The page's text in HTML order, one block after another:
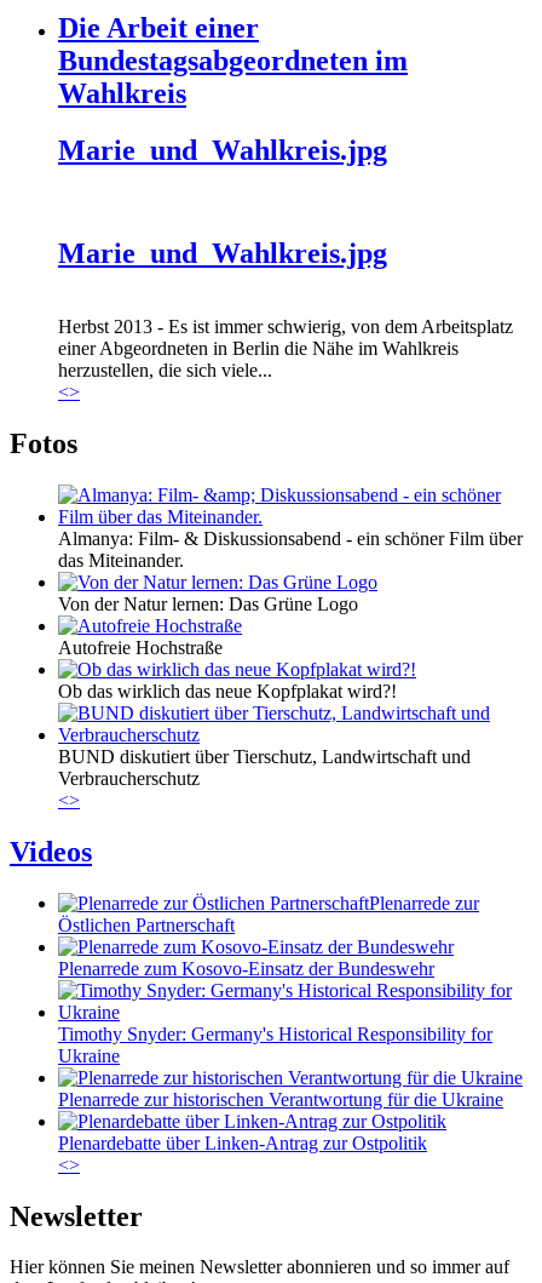
Die Arbeit einer
Bundestagsabgeordneten im
Wahlkreis
Marie_und_Wahlkreis.jpg
Marie_und_Wahlkreis.jpg
Herbst 2013 - Es ist immer schwierig, von dem Arbeitsplatz
einer Abgeordneten in Berlin die Nähe im Wahlkreis
herzustellen, die sich viele...
<>
Fotos
Almanya: Film- & Diskussionsabend - ein schöner Film über
das Miteinander.
Von der Natur lernen: Das Grüne Logo
Autofreie Hochstraße
Ob das wirklich das neue Kopfplakat wird?!
BUND diskutiert über Tierschutz, Landwirtschaft und
Verbraucherschutz
<>
Videos
Plenarrede zur
Östlichen Partnerschaft
Plenarrede zum Kosovo-Einsatz der Bundeswehr
Timothy Snyder: Germany's Historical Responsibility for
Ukraine
Plenarrede zur historischen Verantwortung für die Ukraine
Plenardebatte über Linken-Antrag zur Ostpolitik
<>
Newsletter
Hier können Sie meinen Newsletter abonnieren und so immer auf